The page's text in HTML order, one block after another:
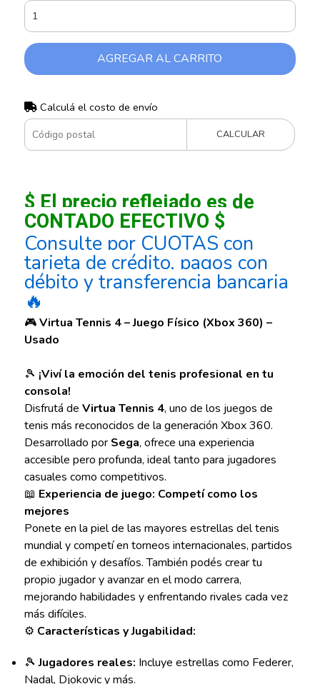
AGREGAR AL CARRITO
Calculá el costo de envío
CALCULAR
$ El precio reflejado es de
CONTADO EFECTIVO $
Consulte por CUOTAS con
tarjeta de crédito, pagos con
débito y transferencia bancaria
🔥
🎮Virtua Tennis 4 – Juego Físico (Xbox 360) –
Usado
🎾 ¡Viví la emoción del tenis profesional en tu
consola!
Disfrutá de Virtua Tennis 4, uno de los juegos de
tenis más reconocidos de la generación Xbox 360.
Desarrollado por Sega, ofrece una experiencia
accesible pero profunda, ideal tanto para jugadores
casuales como competitivos.
📖 Experiencia de juego: Competí como los
mejores
Ponete en la piel de las mayores estrellas del tenis
mundial y competí en torneos internacionales, partidos
de exhibición y desafíos. También podés crear tu
propio jugador y avanzar en el modo carrera,
mejorando habilidades y enfrentando rivales cada vez
más difíciles.
⚙️ Características y Jugabilidad:
🎾Jugadores reales: Incluye estrellas como Federer,
Nadal, Djokovic y más.